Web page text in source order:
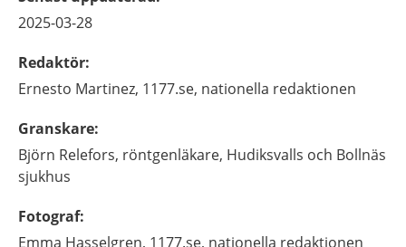
2025-03-28
Redaktör:
Ernesto Martinez, 1177.se, nationella redaktionen
Granskare:
Björn Relefors, röntgenläkare, Hudiksvalls och Bollnäs
sjukhus
Fotograf:
Emma Hasselgren, 1177.se, nationella redaktionen